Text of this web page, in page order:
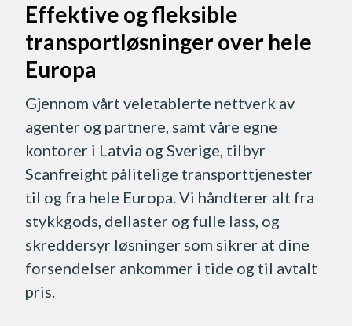
Effektive og fleksible
transportløsninger over hele
Europa
Gjennom vårt veletablerte nettverk av
agenter og partnere, samt våre egne
kontorer i Latvia og Sverige, tilbyr
Scanfreight pålitelige transporttjenester
til og fra hele Europa. Vi håndterer alt fra
stykkgods, dellaster og fulle lass, og
skreddersyr løsninger som sikrer at dine
forsendelser ankommer i tide og til avtalt
pris.